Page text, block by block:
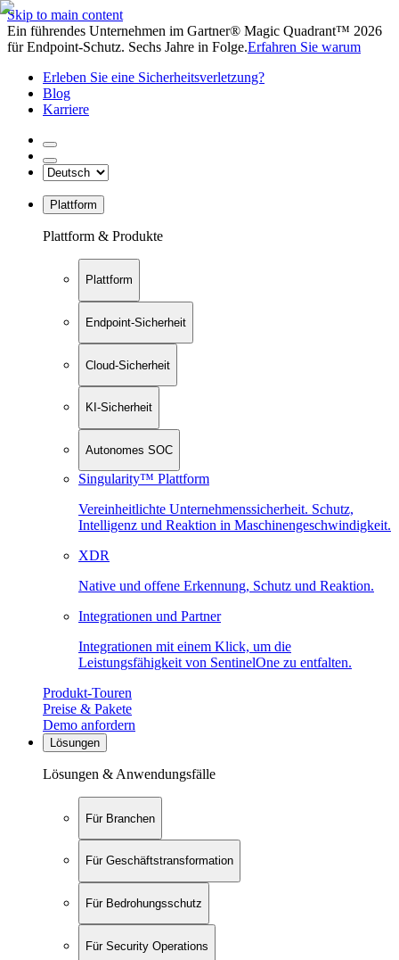
Skip to main content
Ein führendes Unternehmen im Gartner® Magic Quadrant™ 2026
für Endpoint-Schutz. Sechs Jahre in Folge.Erfahren Sie warum
Erleben Sie eine Sicherheitsverletzung?
Blog
Karriere
Plattform
Plattform & Produkte
Plattform
Endpoint-Sicherheit
Cloud-Sicherheit
KI-Sicherheit
Autonomes SOC
Singularity™ Plattform
Vereinheitlichte Unternehmenssicherheit. Schutz,
Intelligenz und Reaktion in Maschinen­geschwindigkeit.
XDR
Native und offene Erkennung, Schutz und Reaktion.
Integrationen und Partner
Integrationen mit einem Klick, um die
Leistungsfähigkeit von SentinelOne zu entfalten.
Produkt-Touren
Preise & Pakete
Demo anfordern
Lösungen
Lösungen & Anwendungsfälle
Für Branchen
Für Geschäftstransformation
Für Bedrohungsschutz
Für Security Operations